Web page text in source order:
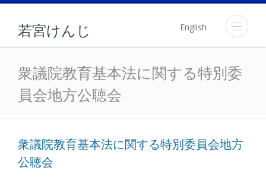
若宮けんじ English
衆議院教育基本法に関す
衆議院教育基本法に関する特別委
員会地方公聴会
衆議院教育基本法に関する特別委員会地方
公聴会